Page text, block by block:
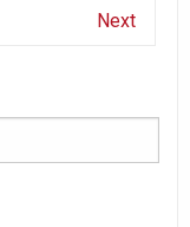
Next